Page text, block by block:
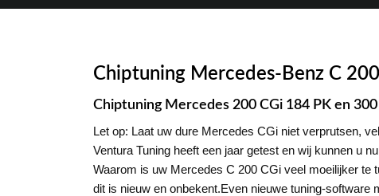
Chiptuning Mercedes-Benz C
Chiptuning Mercedes 200 CGi 184 PK en
Let op: Laat uw dure Mercedes CGi niet verprutsen,
Ventura Tuning heeft een jaar getest en wij kunnen u
Waarom is uw Mercedes C 200 CGi veel moeilijker
dit is nieuw en onbekent.Even nieuwe tuning-